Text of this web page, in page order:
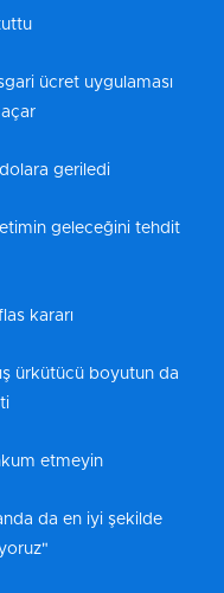
ücret uygulaması
geriledi
geleceğini tehdit
kararı
ürkütücü boyutun da
etmeyin
da en iyi şekilde